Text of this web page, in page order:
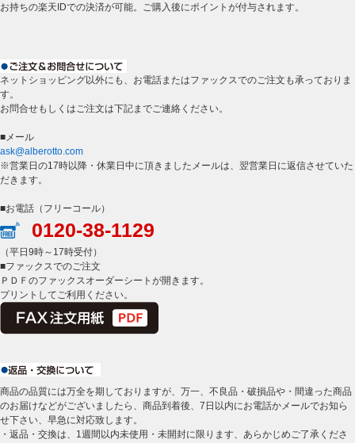
お持ちの楽天IDでの決済が可能。ご購入後にポイントが付与されます。
ネットショッピング以外にも、お電話またはファックスでのご注文も承っておりま
す。
お問合せもしくはご注文は下記までご連絡ください。
■メール
ask@alberotto.com
※営業日の17時以降・休業日中に頂きましたメールは、翌営業日に返信させていた
だきます。
■お電話（フリーコール）
0120-38-1129
（平日9時～17時受付）
■ファックスでのご注文
ＰＤＦのファックスオーダーシートが開きます。
プリントしてご利用ください。
商品の品質には万全を期しておりますが、万一、不良品・破損品や・間違った商品
のお届けなどがございましたら、商品到着後、7日以内にお電話かメールでお知ら
せ下さい、早急に対応致します。
・返品・交換は、1週間以内未使用・未開封に限ります、あらかじめご了承くださ